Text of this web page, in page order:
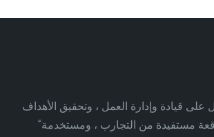
قيادة وإدارة العمل ، وتحقيق الأهداف
مستفيدة من التجارب ، ومستخدمة